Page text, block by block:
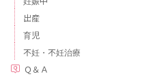
出産
育児
不妊・不妊治療
Ｑ＆Ａ